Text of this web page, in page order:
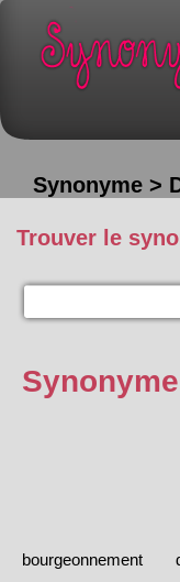
Synonyme >
Trouver le
bourgeonnement